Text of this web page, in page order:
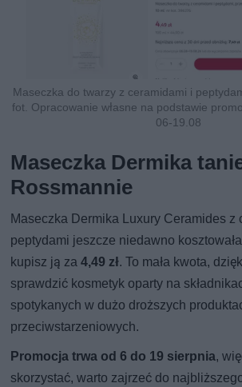
Maseczka do twarzy z ceramidami i
fot. Opracowanie własne na podstawie
06-19.08
Maseczka Dermika
Rossmannie
Maseczka Dermika Luxury Ceramides z
peptydami jeszcze niedawno
kupisz ją za4,49 zł. To mała kwota,
sprawdzić kosmetyk oparty na
spotykanych w dużo droższych
przeciwstarzeniowych.
Promocja trwa od 6 do 19 sierpnia,
skorzystać, warto zajrzeć do